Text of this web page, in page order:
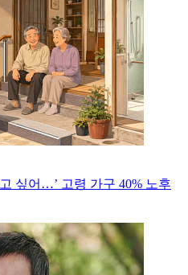
싶어…’ 고령 가구 40% 노후